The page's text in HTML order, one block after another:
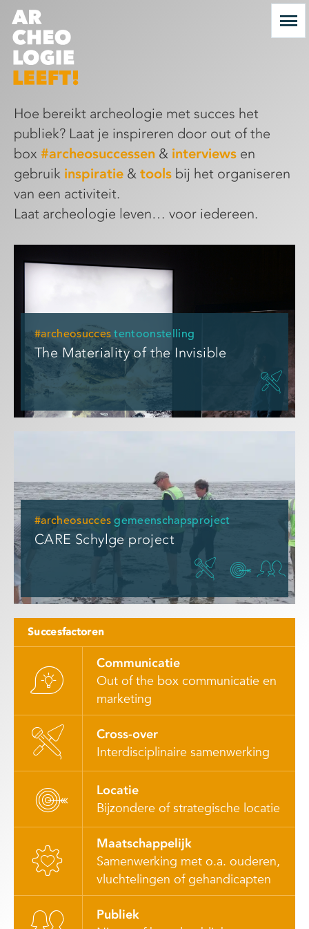
Hoe bereikt archeologie met succes het
publiek? Laat je inspireren door out of the
box #archeosuccessen & interviews en
gebruik inspiratie & tools bij het organiseren
van een activiteit.
Laat archeologie leven… voor iedereen.
Succesfactoren
Communicatie
Out of the box communicatie en
marketing
Cross-over
Interdisciplinaire samenwerking
Locatie
Bijzondere of strategische locatie
Maatschappelijk
Samenwerking met o.a. ouderen,
vluchtelingen of gehandicapten
Publiek
#archeosuccestentoonstelling
The Materiality of the Invisible
#archeosuccesgemeenschapsproject
CARE Schylge project